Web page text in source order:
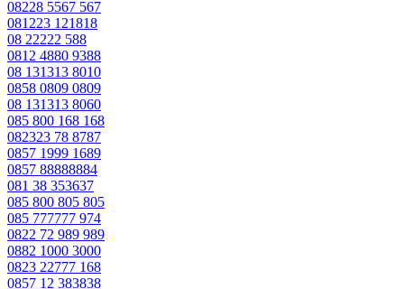
08228 5567 567
081223 121818
08 22222 588
0812 4880 9388
08 131313 8010
0858 0809 0809
08 131313 8060
085 800 168 168
082323 78 8787
0857 1999 1689
0857 88888884
081 38 353637
085 800 805 805
085 777777 974
0822 72 989 989
0882 1000 3000
0823 22777 168
0857 12 383838